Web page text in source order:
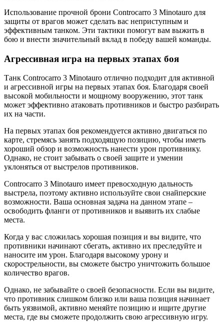
Использование прочной брони Controcarro 3 Minotauro для
защиты от врагов может сделать вас неприступным и
эффективным танком. Эти тактики помогут вам выжить в
бою и внести значительный вклад в победу вашей команды.
Агрессивная игра на первых этапах боя
Танк Controcarro 3 Minotauro отлично подходит для активной
и агрессивной игры на первых этапах боя. Благодаря своей
высокой мобильности и мощному вооружению, этот танк
может эффективно атаковать противников и быстро разбирать
их на части.
На первых этапах боя рекомендуется активно двигаться по
карте, стремясь занять подходящую позицию, чтобы иметь
хороший обзор и возможность нанести урон противнику.
Однако, не стоит забывать о своей защите и умении
уклоняться от выстрелов противников.
Controcarro 3 Minotauro имеет превосходную дальность
выстрела, поэтому активно используйте свои снайперские
возможности. Ваша основная задача на данном этапе –
освободить фланги от противников и выявить их слабые
места.
Когда у вас сложилась хорошая позиция и вы видите, что
противники начинают сбегать, активно их преследуйте и
наносите им урон. Благодаря высокому урону и
скорострельности, вы сможете быстро уничтожить большое
количество врагов.
Однако, не забывайте о своей безопасности. Если вы видите,
что противник слишком близко или ваша позиция начинает
быть уязвимой, активно меняйте позицию и ищите другие
места, где вы сможете продолжить свою агрессивную игру.